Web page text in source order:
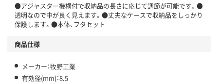
●アジャスター機構付で収納品の長さに応じて調節が可能です。●
透明なので中が良く見えます。●丈夫なケースで収納品をしっかり
保護します。●本体、フタセット
商品仕様
メーカー：牧野工業
有効径(mm)：8.5